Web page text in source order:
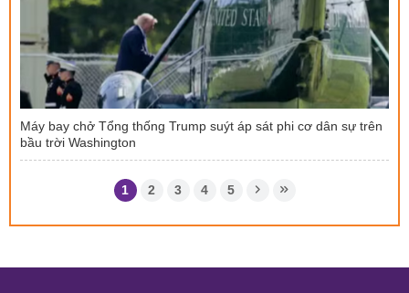
Máy bay chở Tổng thống Trump suýt áp sát phi cơ dân sự trên
bầu trời Washington
1 2 3 4 5